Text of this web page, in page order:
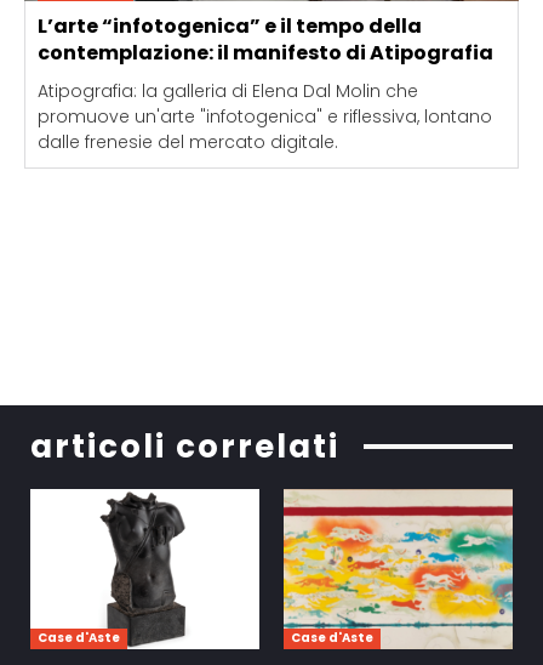
L’arte “infotogenica” e il tempo della
contemplazione: il manifesto di Atipografia
Atipografia: la galleria di Elena Dal Molin che
promuove un'arte "infotogenica" e riflessiva, lontano
dalle frenesie del mercato digitale.
articoli correlati
Case d'Aste Case d'Aste